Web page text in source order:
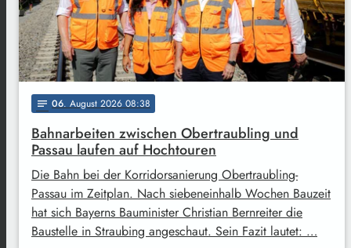
notes 06. August 2026 08:38
Bahnarbeiten zwischen Obertraubling und
Passau laufen auf Hochtouren
Die Bahn bei der Korridorsanierung Obertraubling-
Passau im Zeitplan. Nach siebeneinhalb Wochen Bauzeit
hat sich Bayerns Bauminister Christian Bernreiter die
Baustelle in Straubing angeschaut. Sein Fazit lautet: …